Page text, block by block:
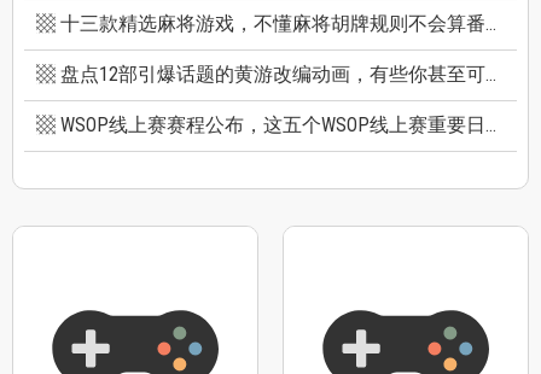
十三款精选麻将游戏，不懂麻将胡牌规则不会算番也能玩
盘点12部引爆话题的黄游改编动画，有些你甚至可能不知道它原作是黄游
WSOP线上赛赛程公布，这五个WSOP线上赛重要日期千万别错过